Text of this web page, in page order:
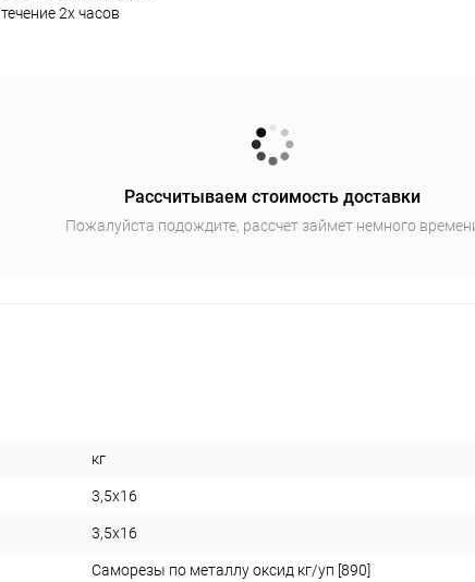
течение 2х часов
Рассчитываем стоимость доставки
Пожалуйста подождите, рассчет займет немного
кг
3,5х16
3,5х16
Саморезы по металлу оксид кг/уп [890]